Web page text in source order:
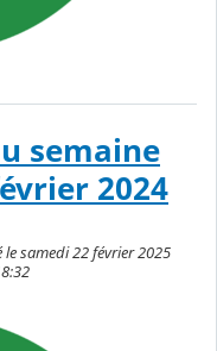
semaine
2024
samedi 22 février 2025